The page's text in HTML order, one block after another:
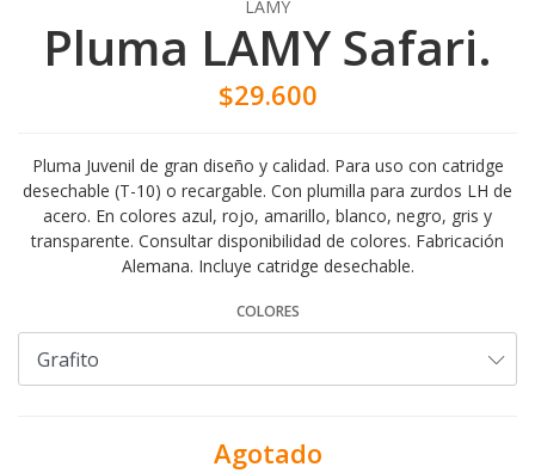
LAMY
Pluma LAMY Safari.
$29.600
Pluma Juvenil de gran diseño y calidad. Para uso con catridge
desechable (T-10) o recargable. Con plumilla para zurdos LH de
acero. En colores azul, rojo, amarillo, blanco, negro, gris y
transparente. Consultar disponibilidad de colores. Fabricación
Alemana. Incluye catridge desechable.
COLORES
Agotado